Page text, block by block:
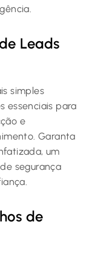
Leads
simples
essenciais para
e
Garanta
um
segurança
de